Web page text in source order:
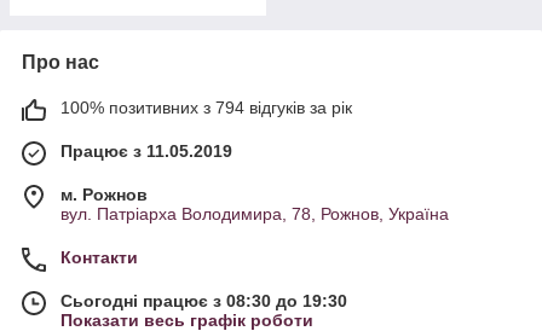
Про нас
100% позитивних з 794 відгуків за рік
Працює з 11.05.2019
м. Рожнов
вул. Патріарха Володимира, 78, Рожнов, Україна
Контакти
Сьогодні працює з 08:30 до 19:30
Показати весь графік роботи